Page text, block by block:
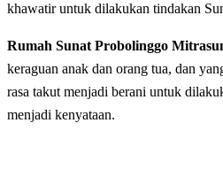
khawatir untuk dilakukan tindakan
Rumah Sunat Probolinggo
keraguan anak dan orang tua, dan
rasa takut menjadi berani untuk
menjadi kenyataan.